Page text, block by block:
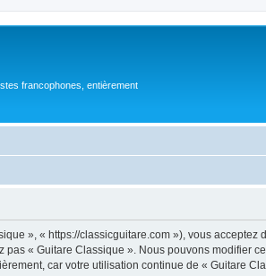
francophones, entièrement
», « https://classicguitare.com »), vous acceptez
« Guitare Classique ». Nous pouvons modifier
car votre utilisation continue de « Guitare